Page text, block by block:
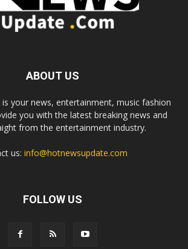
ABOUT US
your news, entertainment, music fashion
you with the latest breaking news and
from the entertainment industry.
us: info@hotnewsupdate.com
FOLLOW US